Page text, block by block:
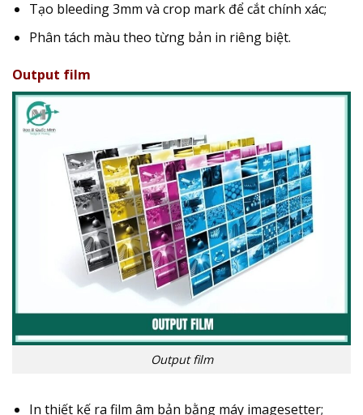
Tạo bleeding 3mm và crop mark để cắt chính xác;
Phân tách màu theo từng bản in riêng biệt.
Output film
Output film
In thiết kế ra film âm bản bằng máy imagesetter;